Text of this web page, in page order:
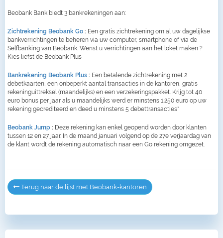
Beobank Bank biedt 3 bankrekeningen aan:
Zichtrekening Beobank Go : Een gratis zichtrekening om al uw dagelijkse
bankverrichtingen te beheren via uw computer, smartphone of via de
Selfbanking van Beobank. Wenst u verrichtingen aan het loket maken ?
Kies liefst de Beobank Plus
Bankrekening Beobank Plus : Een betalende zichtrekening met 2
debetkaarten, een onbeperkt aantal transacties in de kantoren, gratis
rekeninguittreksel (maandelijks) en een verzekeringspakket. Krijg tot 40
euro bonus per jaar als u maandelijks werd er minstens 1.250 euro op uw
rekening gecrediteerd en deed u minstens 5 debettransacties*
Beobank Jump : Deze rekening kan enkel geopend worden door klanten
tussen 12 en 27 jaar. In de maand januari volgend op de 27e verjaardag van
de klant wordt de rekening automatisch naar een Go rekening omgezet.
Terug naar de lijst met Beobank-kantoren